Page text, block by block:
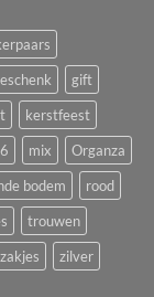
gift
kerstfeest
mix
Organza
bodem
rood
trouwen
zakjes
zilver